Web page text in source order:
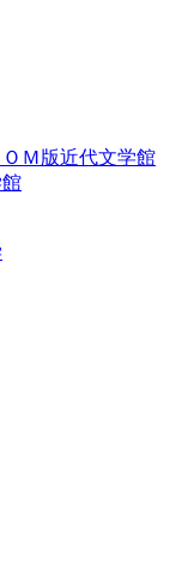
Ｍ版近代文学館